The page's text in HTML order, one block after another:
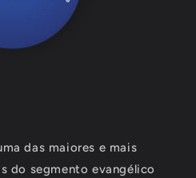
das maiores e mais
do segmento evangélico